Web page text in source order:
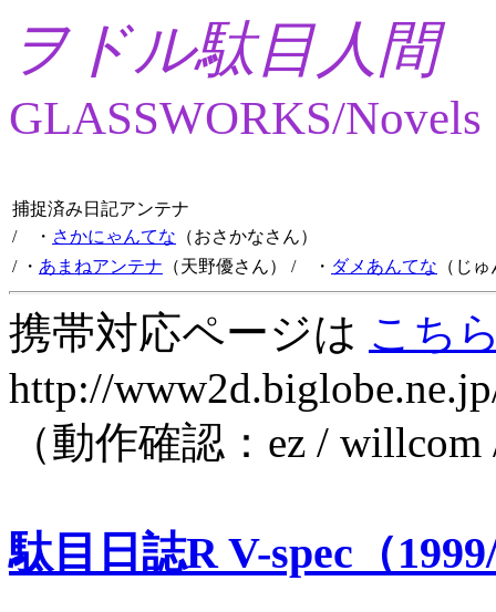
ヲドル駄目人間
GLASSWORKS/Novels
捕捉済み日記アンテナ
/ ・ さかにゃんてな （おさかなさん）
/ ・ あまねアンテナ （天野優さん） / ・ ダメあんてな （じ
携帯対応ページは こち
http://
（動作確認：ez /
駄目日誌R V-spec（